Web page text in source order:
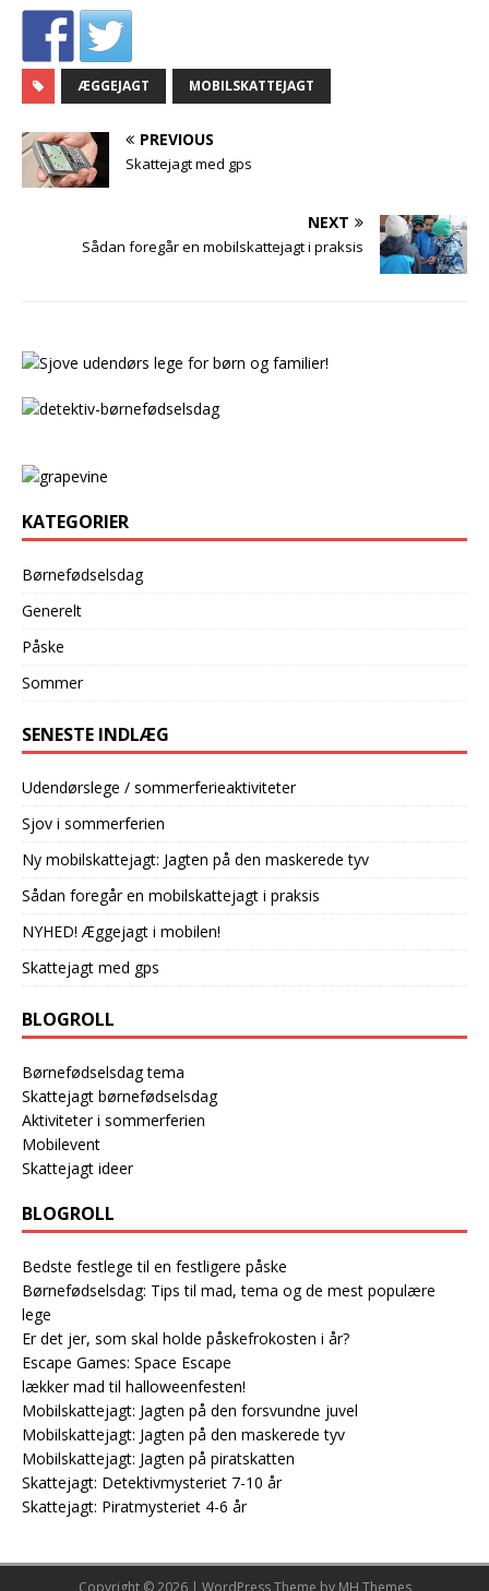
ÆGGEJAGT MOBILSKATTEJAGT
PREVIOUS
Skattejagt med gps
NEXT
Sådan foregår en mobilskattejagt i praksis
KATEGORIER
Børnefødselsdag
Generelt
Påske
Sommer
SENESTE INDLÆG
Udendørslege / sommerferieaktiviteter
Sjov i sommerferien
Ny mobilskattejagt: Jagten på den maskerede tyv
Sådan foregår en mobilskattejagt i praksis
NYHED! Æggejagt i mobilen!
Skattejagt med gps
BLOGROLL
Børnefødselsdag tema
Skattejagt børnefødselsdag
Aktiviteter i sommerferien
Mobilevent
Skattejagt ideer
BLOGROLL
Bedste festlege til en festligere påske
Børnefødselsdag: Tips til mad, tema og de mest populære
lege
Er det jer, som skal holde påskefrokosten i år?
Escape Games: Space Escape
lækker mad til halloweenfesten!
Mobilskattejagt: Jagten på den forsvundne juvel
Mobilskattejagt: Jagten på den maskerede tyv
Mobilskattejagt: Jagten på piratskatten
Skattejagt: Detektivmysteriet 7-10 år
Skattejagt: Piratmysteriet 4-6 år
Copyright © 2026 | WordPress Theme by MH Themes